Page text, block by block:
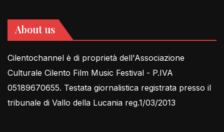
About us
Cilentochannel è di proprietà dell'Associazione
Culturale Cilento Film Music Festival - P.IVA
05189670655. Testata giornalistica registrata presso il
tribunale di Vallo della Lucania reg.1/03/2013